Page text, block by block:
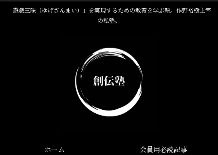
「遊戯三昧（ゆげざんまい）」を実現するための教養を学ぶ塾。作野裕樹主宰
の私塾。
ホーム
会員用必読記事